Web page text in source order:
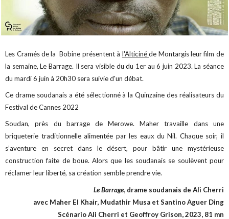
Les Cramés de la Bobine présentent à l'Alticinéde Montargis leur film de
la semaine, Le Barrage. Il sera visible du du 1er au 6 juin 2023. La séance
du mardi 6 juin à 20h30 sera suivie d'un débat.
Ce drame soudanais a été sélectionné à la Quinzaine des réalisateurs du
Festival de Cannes 2022
Soudan, près du barrage de Merowe. Maher travaille dans une
briqueterie traditionnelle alimentée par les eaux du Nil. Chaque soir, il
s’aventure en secret dans le désert, pour bâtir une mystérieuse
construction faite de boue. Alors que les soudanais se soulèvent pour
réclamer leur liberté, sa création semble prendre vie.
Le Barrage, drame soudanais de Ali Cherri
avec Maher El Khair, Mudathir Musa et Santino Aguer Ding
Scénario Ali Cherri et Geoffroy Grison, 2023, 81 mn